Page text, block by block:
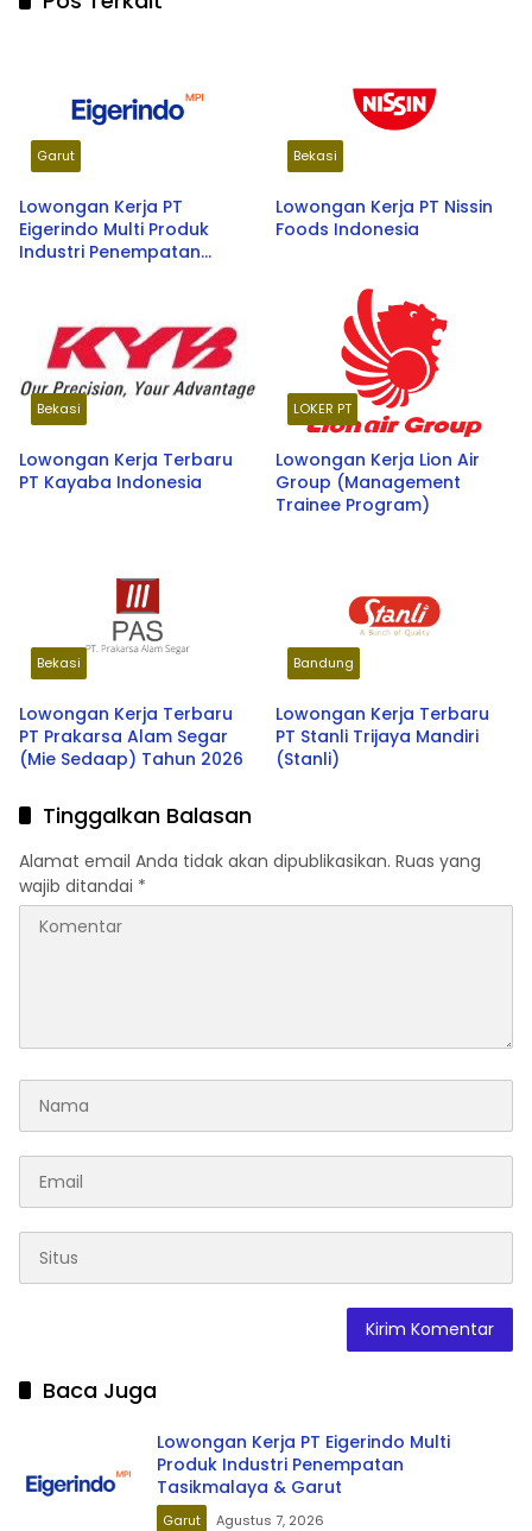
Garut
Lowongan Kerja PT
Eigerindo Multi Produk
Industri Penempatan
Bekasi
Lowongan Kerja PT Nissin
Foods Indonesia
Bekasi
Lowongan Kerja Terbaru
PT Kayaba Indonesia
LOKER PT
Lowongan Kerja Lion Air
Group (Management
Trainee Program)
Bekasi
Lowongan Kerja Terbaru
PT Prakarsa Alam Segar
(Mie Sedaap) Tahun 2026
Bandung
Lowongan Kerja Terbaru
PT Stanli Trijaya Mandiri
(Stanli)
Tinggalkan Balasan
Alamat email Anda tidak akan dipublikasikan. Ruas yang
wajib ditandai *
Baca Juga
Lowongan Kerja PT Eigerindo Multi
Produk Industri Penempatan
Tasikmalaya & Garut
Garut Agustus 7, 2026